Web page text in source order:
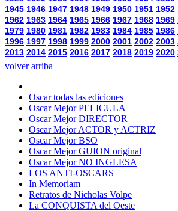
1945 1946 1947 1948 1949 1950 1951 1952
1962 1963 1964 1965 1966 1967 1968 1969
1979 1980 1981 1982 1983 1984 1985 1986
1996 1997 1998 1999 2000 2001 2002 2003
2013 2014 2015 2016 2017 2018 2019 2020
volver arriba
Oscar todas las ediciones
Oscar Mejor PELICULA
Oscar Mejor DIRECTOR
Oscar Mejor ACTOR y ACTRIZ
Oscar Mejor BSO
Oscar Mejor GUION original
Oscar Mejor NO INGLESA
LOS ANTI-OSCARS
In Memoriam
Retratos de Nicholas Volpe
La CONQUISTA del Oeste